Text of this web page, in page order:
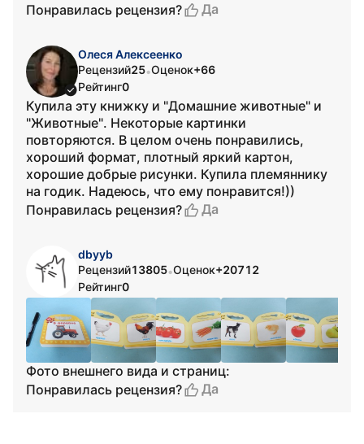
Понравилась рецензия?
Да
Олеся Алексеенко
Рецензий25•Оценок+66
Рейтинг0
Купила эту книжку и "Домашние животные" и
"Животные". Некоторые картинки
повторяются. В целом очень понравились,
хороший формат, плотный яркий картон,
хорошие добрые рисунки. Купила племяннику
на годик. Надеюсь, что ему понравится!))
Понравилась рецензия?
Да
dbyyb
Рецензий13805•Оценок+20712
Рейтинг0
Фото внешнего вида и страниц:
Понравилась рецензия?
Да